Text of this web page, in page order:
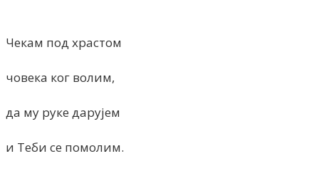
Чекам под храстом
човека ког волим,
да му руке дарујем
и Теби се помолим.